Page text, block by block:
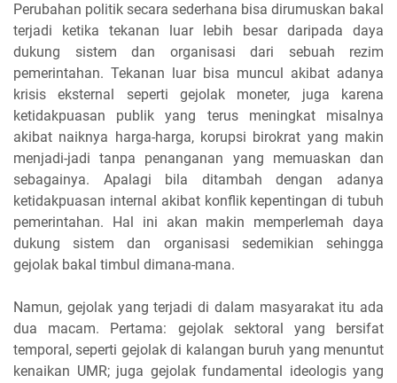
Perubahan politik secara sederhana bisa dirumuskan bakal
terjadi ketika tekanan luar lebih besar daripada daya
dukung sistem dan organisasi dari sebuah rezim
pemerintahan. Tekanan luar bisa muncul akibat adanya
krisis eksternal seperti gejolak moneter, juga karena
ketidakpuasan publik yang terus meningkat misalnya
akibat naiknya harga-harga, korupsi birokrat yang makin
menjadi-jadi tanpa penanganan yang memuaskan dan
sebagainya. Apalagi bila ditambah dengan adanya
ketidakpuasan internal akibat konflik kepentingan di tubuh
pemerintahan. Hal ini akan makin memperlemah daya
dukung sistem dan organisasi sedemikian sehingga
gejolak bakal timbul dimana-mana.
Namun, gejolak yang terjadi di dalam masyarakat itu ada
dua macam. Pertama: gejolak sektoral yang bersifat
temporal, seperti gejolak di kalangan buruh yang menuntut
kenaikan UMR; juga gejolak fundamental ideologis yang